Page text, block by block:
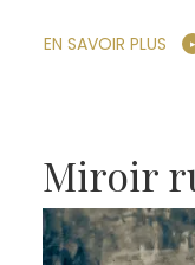
EN SAVOIR PLUS
Miroir